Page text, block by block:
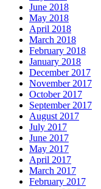
June 2018
May 2018
April 2018
March 2018
February 2018
January 2018
December 2017
November 2017
October 2017
September 2017
August 2017
July 2017
June 2017
May 2017
April 2017
March 2017
February 2017